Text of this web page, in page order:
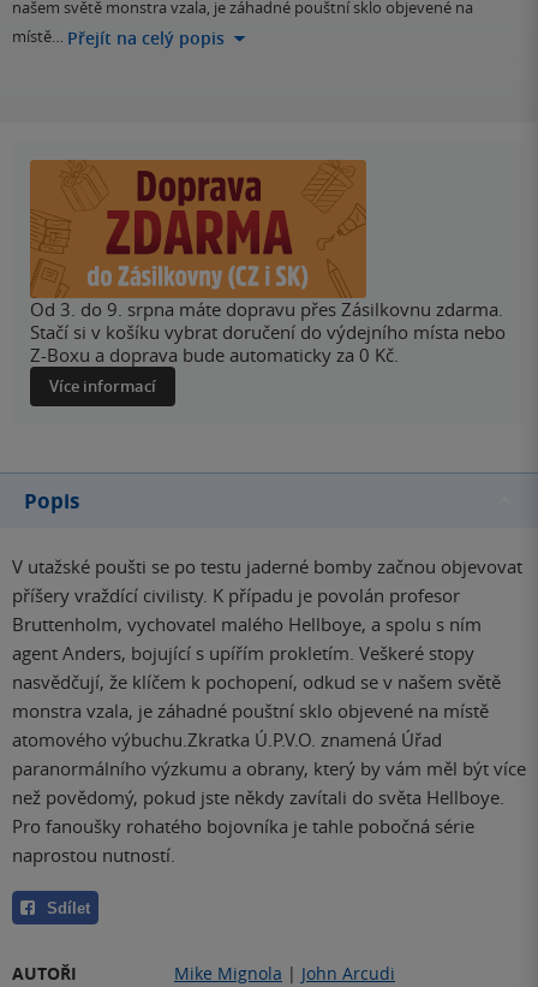
našem světě monstra vzala, je záhadné pouštní sklo objevené na
místě… Přejít na celý popis
Od 3. do 9. srpna máte dopravu přes Zásilkovnu zdarma.
Stačí si v košíku vybrat doručení do výdejního místa nebo
Z-Boxu a doprava bude automaticky za 0 Kč.
Více informací
Popis
V utažské poušti se po testu jaderné bomby začnou objevovat
příšery vraždící civilisty. K případu je povolán profesor
Bruttenholm, vychovatel malého Hellboye, a spolu s ním
agent Anders, bojující s upířím prokletím. Veškeré stopy
nasvědčují, že klíčem k pochopení, odkud se v našem světě
monstra vzala, je záhadné pouštní sklo objevené na místě
atomového výbuchu.Zkratka Ú.P.V.O. znamená Úřad
paranormálního výzkumu a obrany, který by vám měl být více
než povědomý, pokud jste někdy zavítali do světa Hellboye.
Pro fanoušky rohatého bojovníka je tahle pobočná série
naprostou nutností.
Sdílet
AUTOŘI Mike Mignola | John Arcudi